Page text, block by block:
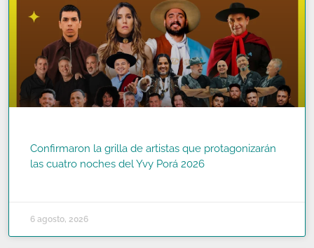
Confirmaron la grilla de artistas que protagonizarán
las cuatro noches del Yvy Porá 2026
6 agosto, 2026